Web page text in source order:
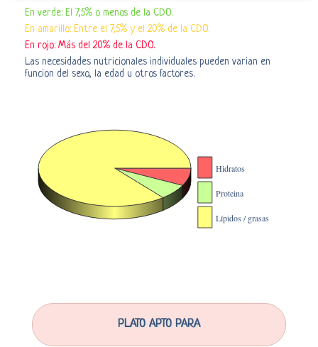
En verde: El 7,5% o menos de la CDO.
En amarillo: Entre el 7,5% y el 20% de la CDO.
En rojo: Más del 20% de la CDO.
Las necesidades nutricionales individuales pueden varian en
funcion del sexo, la edad u otros factores.
PLATO APTO PARA